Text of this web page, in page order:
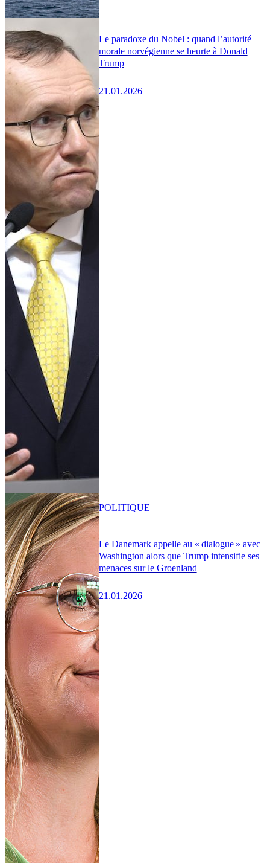
Le paradoxe du Nobel : quand l’autorité
morale norvégienne se heurte à Donald
Trump
21.01.2026
Le Danemark appelle au « dialogue » avec
Washington alors que Trump intensifie ses
menaces sur le Groenland
21.01.2026
POLITIQUE